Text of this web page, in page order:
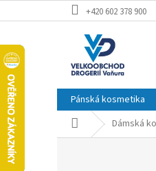
na
+420 602 378 900
Pánská kosmetika
Domů Dámská